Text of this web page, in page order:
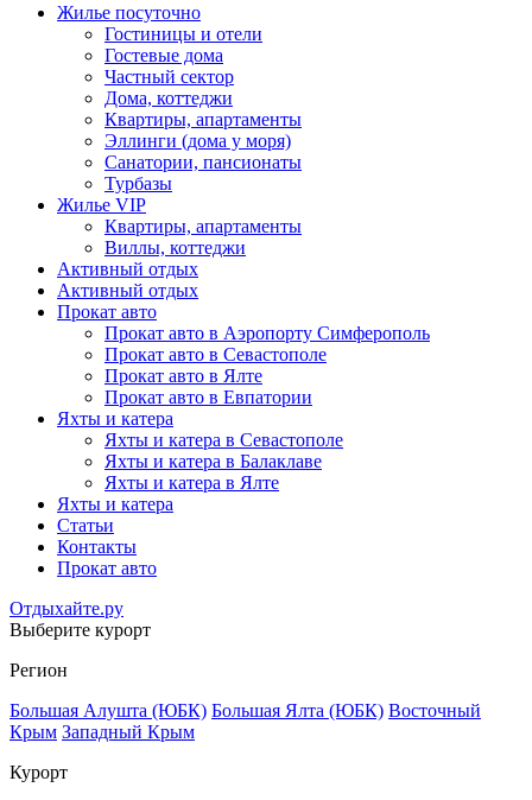
Жилье посуточно
Гостиницы и отели
Гостевые дома
Частный сектор
Дома, коттеджи
Квартиры, апартаменты
Эллинги (дома у моря)
Санатории, пансионаты
Турбазы
Жилье VIP
Квартиры, апартаменты
Виллы, коттеджи
Активный отдых
Активный отдых
Прокат авто
Прокат авто в Аэропорту Симферополь
Прокат авто в Севастополе
Прокат авто в Ялте
Прокат авто в Евпатории
Яхты и катера
Яхты и катера в Севастополе
Яхты и катера в Балаклаве
Яхты и катера в Ялте
Яхты и катера
Статьи
Контакты
Прокат авто
Отдыхайте.ру
Выберите курорт
Регион
Большая Алушта (ЮБК) Большая Ялта (ЮБК) Восточный
Крым Западный Крым
Курорт